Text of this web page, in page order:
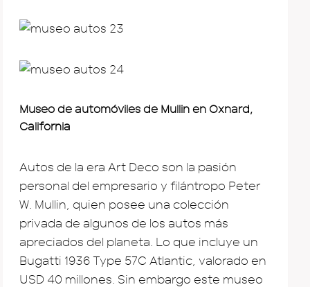
Museo de automóviles de Mullin en Oxnard,
California
Autos de la era Art Deco son la pasión
personal del empresario y filántropo Peter
W. Mullin, quien posee una colección
privada de algunos de los autos más
apreciados del planeta. Lo que incluye un
Bugatti 1936 Type 57C Atlantic, valorado en
USD 40 millones. Sin embargo este museo